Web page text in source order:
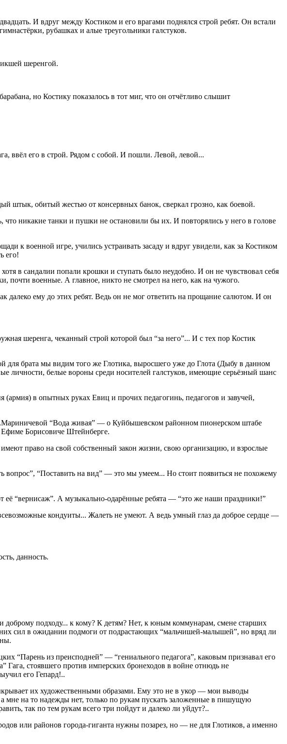
И вдруг между Костиком и его врагами поднялся строй ребят. Он встали
рубашках и алые треугольники галстуков.
шеренгой.
но Костику показалось в тот миг, что он отчётливо слышит
ввёл его в строй. Рядом с собой. И пошли. Левой, левой...
обитый жестью от консервных банок, сверкал грозно, как боевой.
что никакие танки и пушки не остановили бы их. И повторялись у него в голове
к военной игре, учились устраивать засаду и вдруг увидели, как за Костиком
его!
в сандалии попали крошки и ступать было неудобно. И он не чувствовал себя
военные. А главное, никто не смотрел на него, как на чужого.
далеко ему до этих ребят. Ведь он не мог ответить на прощание салютом. И он
шеренга, чеканный строй которой был “за него”... И с тех пор Костик
для брата мы видим того же Глотика, выросшего уже до Глота (Дыбу в данном
личности, белые вороны среди носителей галстуков, имеющие серьёзный шанс
в опытных руках Евиц и прочих педагогинь, педагогов и завучей,
“Вода живая” — о Куйбышевском районном пионерском штабе
Борисовиче Штейнберге.
право на свой собственный закон жизни, свою организацию, и взрослые
вопрос”, “Поставить на вид” — это мы умеем... Но стоит появиться не похожему
её “вернисаж”. А музыкально-одарённые ребята — “это же наши праздники!”
кондуиты... Жалеть не умеют. А ведь умный глаз да доброе сердце —
данность.
подходу... к кому? К детям? Нет, к юным коммунарам, смене старших
сил в ожидании подмоги от подрастающих “мальчишей-малышей”, но вряд ли
“Парень из преисподней” — “гениального педагога”, каковым признавал его
стоявшего против имперских бронеходов в войне отнюдь не
его Гепард!..
их художественными образами. Ему это не в укор — мои выводы
мне на то надежды нет, только по рукам пускать заложенные в пишущую
так по тем рукам всего три пойдут и далеко ли уйдут?..
или районов города-гиганта нужны позарез, но — не для Глотиков, а именно